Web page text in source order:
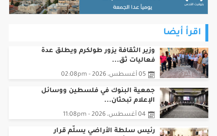
اقرأ أيضا
وزير الثقافة يزور طولكرم ويطلق عدة
فعاليات ثق...
05 أغسطس، 2026 - 02:08pm
جمعية البنوك في فلسطين ووسائل
الإعلام تبحثان...
04 أغسطس، 2026 - 11:08pm
رئيس سلطة الأراضي يسلّم قرار